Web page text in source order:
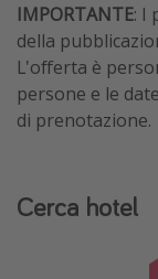
IMPORTANTE: I
della
L'offerta è
persone e le
di prenotazione.
Cerca hotel